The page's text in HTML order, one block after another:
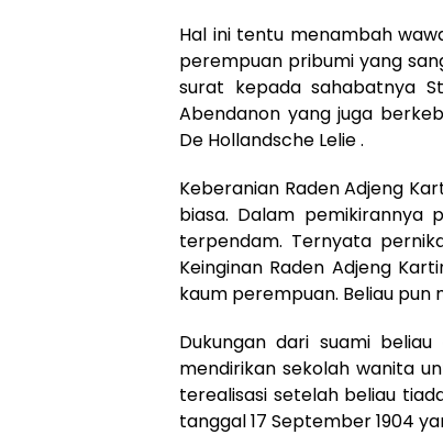
Hal ini tentu menambah
perempuan pribumi yang
surat kepada sahabatnya
Abendanon yang juga
De Hollandsche Lelie .
Keberanian Raden Adjeng
biasa. Dalam pemikirannya
terpendam. Ternyata
Keinginan Raden Adjeng
kaum perempuan. Beliau pun
Dukungan dari suami
mendirikan sekolah wanita
terealisasi setelah beliau
tanggal 17 September 1904